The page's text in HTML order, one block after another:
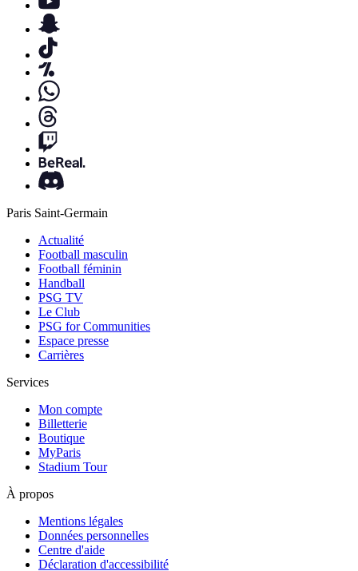
Paris Saint-Germain
Actualité
Football masculin
Football féminin
Handball
PSG TV
Le Club
PSG for Communities
Espace presse
Carrières
Services
Mon compte
Billetterie
Boutique
MyParis
Stadium Tour
À propos
Mentions légales
Données personnelles
Centre d'aide
Déclaration d'accessibilité